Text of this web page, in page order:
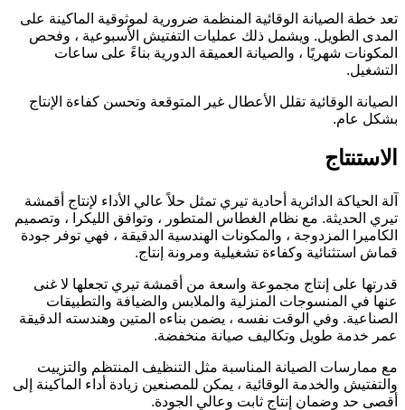
تعد خطة الصيانة الوقائية المنظمة ضرورية لموثوقية الماكينة على
المدى الطويل. ويشمل ذلك عمليات التفتيش الأسبوعية ، وفحص
المكونات شهريًا ، والصيانة العميقة الدورية بناءً على ساعات
التشغيل.
الصيانة الوقائية تقلل الأعطال غير المتوقعة وتحسن كفاءة الإنتاج
بشكل عام.
الاستنتاج
آلة الحياكة الدائرية أحادية تيري تمثل حلاً عالي الأداء لإنتاج أقمشة
تيري الحديثة. مع نظام الغطاس المتطور ، وتوافق الليكرا ، وتصميم
الكاميرا المزدوجة ، والمكونات الهندسية الدقيقة ، فهي توفر جودة
قماش استثنائية وكفاءة تشغيلية ومرونة إنتاج.
قدرتها على إنتاج مجموعة واسعة من أقمشة تيري تجعلها لا غنى
عنها في المنسوجات المنزلية والملابس والضيافة والتطبيقات
الصناعية. وفي الوقت نفسه ، يضمن بناءه المتين وهندسته الدقيقة
عمر خدمة طويل وتكاليف صيانة منخفضة.
مع ممارسات الصيانة المناسبة مثل التنظيف المنتظم والتزييت
والتفتيش والخدمة الوقائية ، يمكن للمصنعين زيادة أداء الماكينة إلى
أقصى حد وضمان إنتاج ثابت وعالي الجودة.